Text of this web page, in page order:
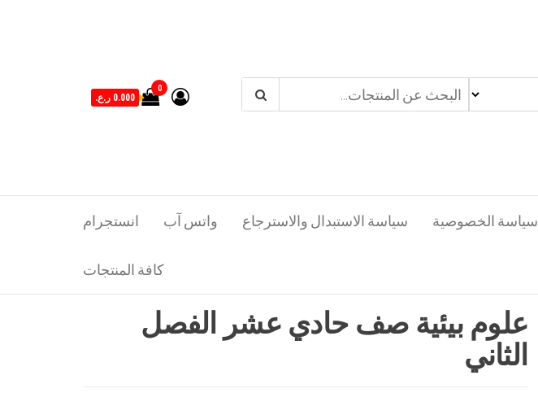
0
0.000 ر.ع.
انستجرام واتس آب سياسة الاستبدال والاسترجاع سياسة الخصوصية
كافة المنتجات
علوم بيئية صف حادي عشر الفصل
الثاني